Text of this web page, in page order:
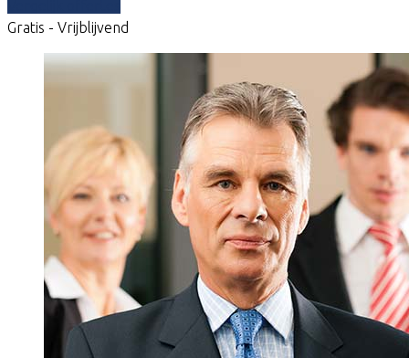
Gratis - Vrijblijvend